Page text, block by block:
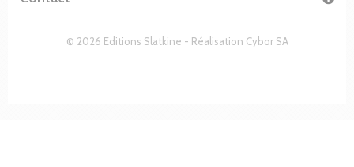
© 2026 Editions Slatkine - Réalisation Cybor SA